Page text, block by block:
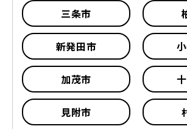
三条市
新発田市
加茂市
見附市